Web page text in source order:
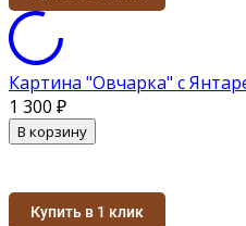
Картина "Овчарка" с
1 300 ₽
В корзину
Купить в 1 клик